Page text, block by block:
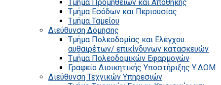
Τμήμα Προμηθειών και Αποθήκης
Τμήμα Εσόδων και Περιουσίας
Τμήμα Ταμείου
Διεύθυνση Δόμησης
Τμήμα Πολεοδομίας και Ελέγχου
αυθαιρέτων/ επικίνδυνων κατασκευών
Τμήμα Πολεοδομικών Εφαρμογών
Γραφείο Διοικητικής Υποστήριξης Υ.ΔΟΜ
Διεύθυνση Τεχνικών Υπηρεσιών